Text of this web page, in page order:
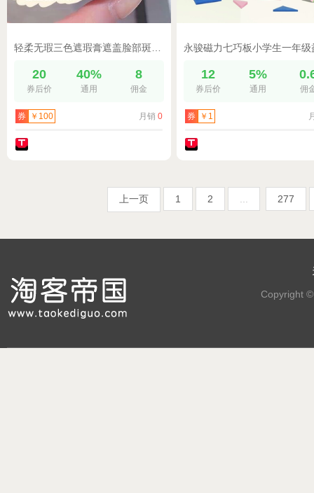
20
券后价
40%
通用
8
佣金
券 ￥100 月销 0
12
券后价
5%
通用 佣
券 ￥1
上一页 1 2 277
Copyright